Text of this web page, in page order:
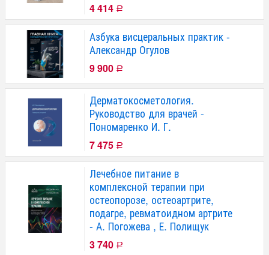
4 414 Р
Азбука висцеральных практик -
Александр Огулов
9 900 Р
Дерматокосметология.
Руководство для врачей -
Пономаренко И. Г.
7 475 Р
Лечебное питание в
комплексной терапии при
остеопорозе, остеоартрите,
подагре, ревматоидном артрите
- А. Погожева , Е. Полищук
3 740 Р